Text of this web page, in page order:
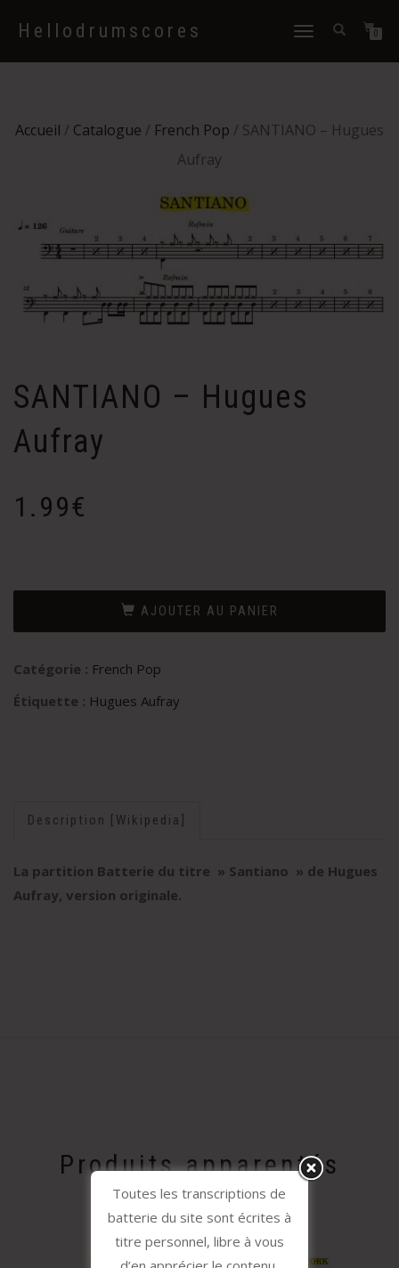
Hellodrumscores
Déplier
navigation
0
Accueil / Catalogue / French Pop / SANTIANO – Hugues
Aufray
SANTIANO – Hugues
Aufray
1.99€
AJOUTER AU PANIER
Catégorie : French Pop
Étiquette : Hugues Aufray
Description [Wikipedia]
La partition Batterie du titre » Santiano » de Hugues
Aufray, version originale.
Produits apparentés
Toutes les transcriptions de
batterie du site sont écrites à
titre personnel, libre à vous